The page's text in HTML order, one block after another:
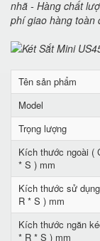
nhã - Hàng chất
phí giao hàng toàn
Tên sản phẩm
Model
Trọng lượng
Kích thước ngoài (
* S ) mm
Kích thước sử
R * S ) mm
Kích thước ngăn
* R * S ) mm